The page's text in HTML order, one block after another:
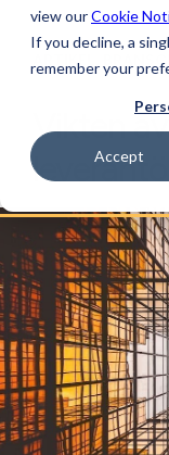
view ourCookie
If you decline, a
remember your
Accept
ARTIKEL,
Vikten av